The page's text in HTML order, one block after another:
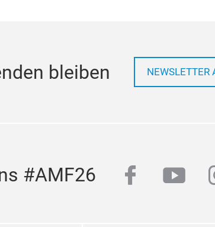
bleiben NEWSLETTER
#AMF26 facebook